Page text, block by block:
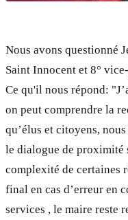
Nous avons questionné
Saint Innocent et 8°
Ce qu'il nous répond:
on peut comprendre la
qu’élus et citoyens,
le dialogue de proximité
complexité de certaines
final en cas d’erreur en
services , le maire reste